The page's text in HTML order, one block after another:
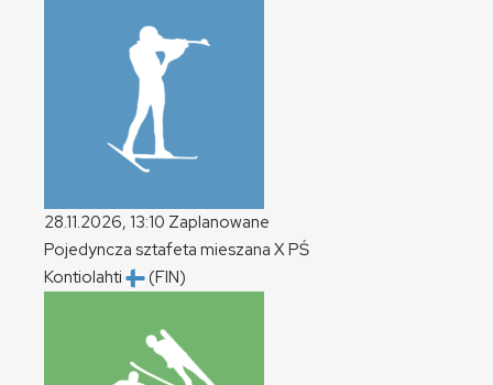
28.11.2026, 13:10 Zaplanowane
Pojedyncza sztafeta mieszana XPŚ
Kontiolahti
(FIN)